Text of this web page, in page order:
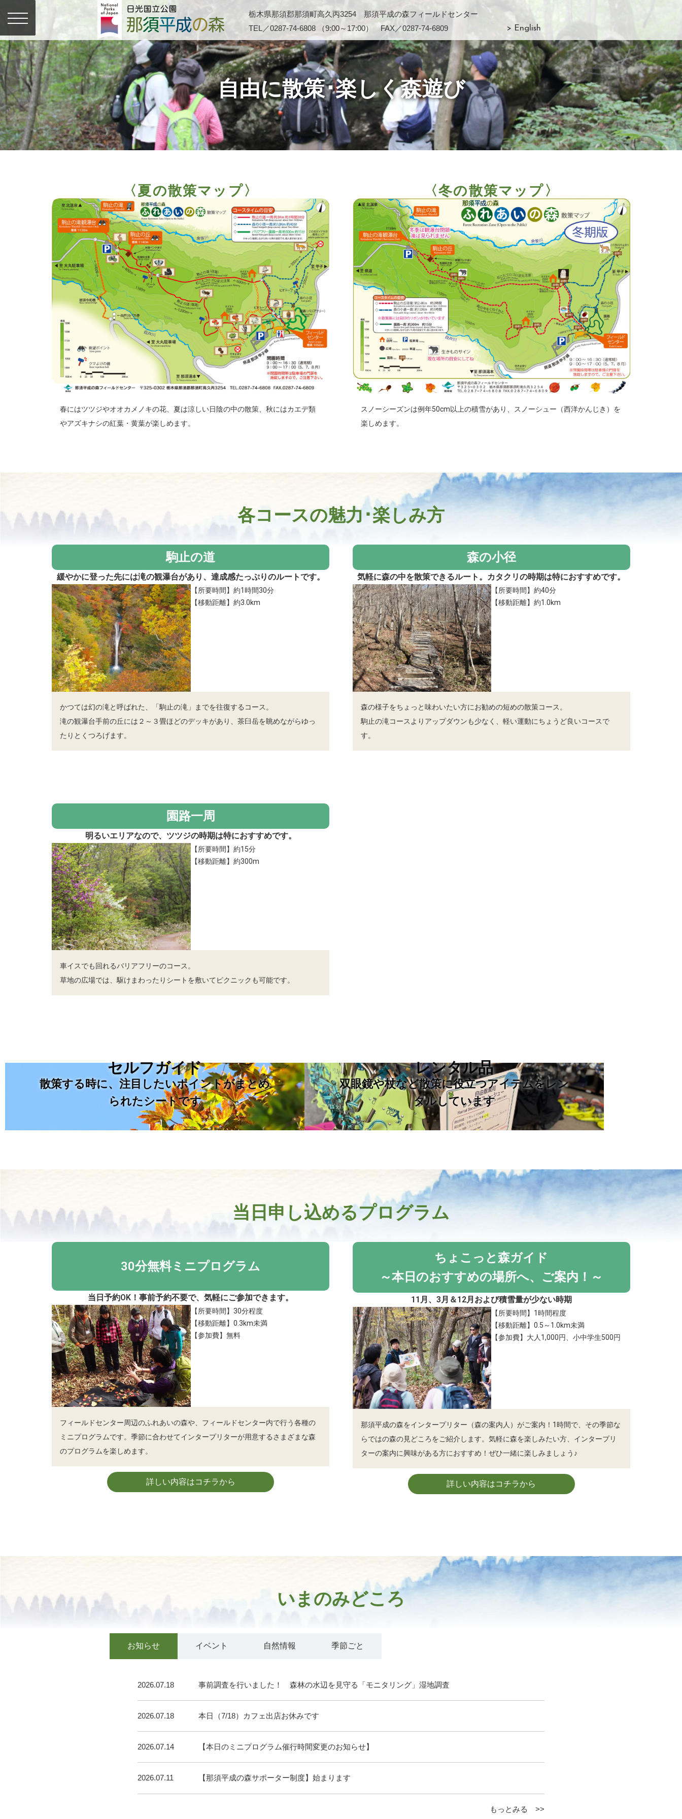
栃木県那須郡那須町高久丙3254 那須平成の森フィールドセンター
TEL／0287-74-6808 （9:00～17:00） FAX／0287-74-6809
> English
自由に散策･楽しく森遊び
〈夏の散策マップ〉
春にはツツジやオオカメノキの花、夏は涼しい日陰の中の散策、秋にはカエデ類
やアズキナシの紅葉・黄葉が楽しめます。
〈冬の散策マップ〉
スノーシーズンは例年50cm以上の積雪があり、スノーシュー（西洋かんじき）を
楽しめます。
各コースの魅力･楽しみ方
駒止の道
緩やかに登った先には滝の観瀑台があり、達成感たっぷりのルートです。
【所要時間】約1時間30分
【移動距離】約3.0km
かつては幻の滝と呼ばれた、「駒止の滝」までを往復するコース。
滝の観瀑台手前の丘には２～３畳ほどのデッキがあり、茶臼岳を眺めながらゆっ
たりとくつろげます。
森の小径
気軽に森の中を散策できるルート。カタクリの時期は特におすすめです。
【所要時間】約40分
【移動距離】約1.0km
森の様子をちょっと味わいたい方にお勧めの短めの散策コース。
駒止の滝コースよりアップダウンも少なく、軽い運動にちょうど良いコースで
す。
園路一周
明るいエリアなので、ツツジの時期は特におすすめです。
【所要時間】約15分
【移動距離】約300m
車イスでも回れるバリアフリーのコース。
草地の広場では、駆けまわったりシートを敷いてピクニックも可能です。
セルフガイド
散策する時に、注目したいポイントがまとめ
られたシートです
レンタル品
双眼鏡や杖など散策に役立つアイテムをレン
タルしています
当日申し込めるプログラム
30分無料ミニプログラム
当日予約OK！事前予約不要で、気軽にご参加できます。
【所要時間】30分程度
【移動距離】0.3km未満
【参加費】無料
フィールドセンター周辺のふれあいの森や、フィールドセンター内で行う各種の
ミニプログラムです。季節に合わせてインタープリターが用意するさまざまな森
のプログラムを楽しめます。
詳しい内容はコチラから
ちょこっと森ガイド
～本日のおすすめの場所へ、ご案内！～
11月、3月＆12月および積雪量が少ない時期
【所要時間】1時間程度
【移動距離】0.5～1.0km未満
【参加費】大人1,000円、小中学生500円
那須平成の森をインタープリター（森の案内人）がご案内！1時間で、その季節な
らではの森の見どころをご紹介します。気軽に森を楽しみたい方、インタープリ
ターの案内に興味がある方におすすめ！ぜひ一緒に楽しみましょう♪
詳しい内容はコチラから
いまのみどころ
お知らせ イベント 自然情報 季節ごと
2026.07.18 事前調査を行いました！ 森林の水辺を見守る「モニタリング」湿地調査
2026.07.18 本日（7/18）カフェ出店お休みです
2026.07.14 【本日のミニプログラム催行時間変更のお知らせ】
2026.07.11 【那須平成の森サポーター制度】始まります
もっとみる >>